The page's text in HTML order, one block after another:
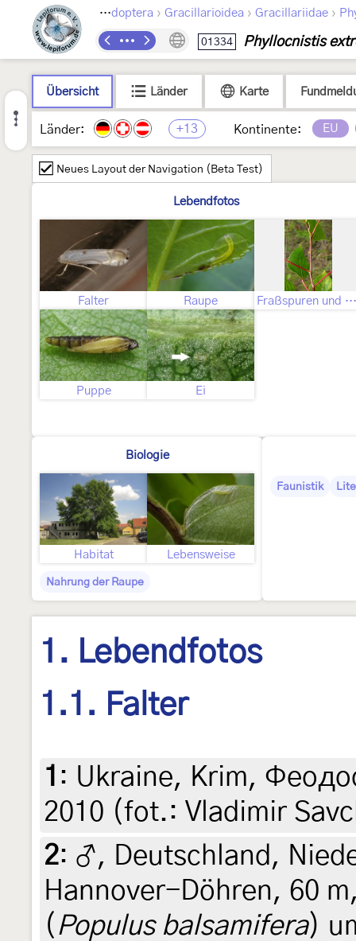
Lepidoptera › Gracillarioidea › Gracillariidae ›
01334 Phyllocnistis
Übersicht Länder Karte
Länder: +13 Kontinente: EU
Neues Layout der Navigation (Beta Test)
Lebendfotos
Falter Raupe Fraßspuren und Befallsbild
Puppe Ei
Biologie
Habitat Lebensweise
Nahrung der Raupe
Faunistik
1. Lebendfotos
1.1. Falter
1 : Ukraine, Krim,
2010 (fot.: Vladimir
2: ♂, Deutschland,
Hannover-Döhren, 60
( Populus balsamifera)